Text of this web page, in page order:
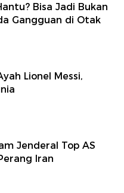
Bisa Jadi Bukan
Gangguan di Otak
Lionel Messi,
Jenderal Top AS
Iran